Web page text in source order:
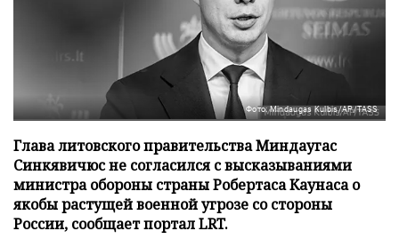
Фото: Mindaugas Kulbis/AP/TASS
Глава литовского правительства Миндаугас
Синкявичюс не согласился с высказываниями
министра обороны страны Робертаса Каунаса о
якобы растущей военной угрозе со стороны
России, сообщает портал LRT.